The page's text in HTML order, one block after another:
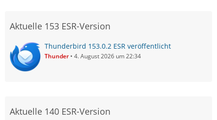
Aktuelle 153 ESR-Version
Thunderbird 153.0.2 ESR veröffentlicht
Thunder 4. August 2026 um 22:34
Aktuelle 140 ESR-Version